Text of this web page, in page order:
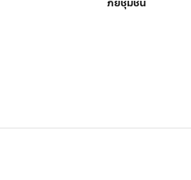
ภัยชุมชน